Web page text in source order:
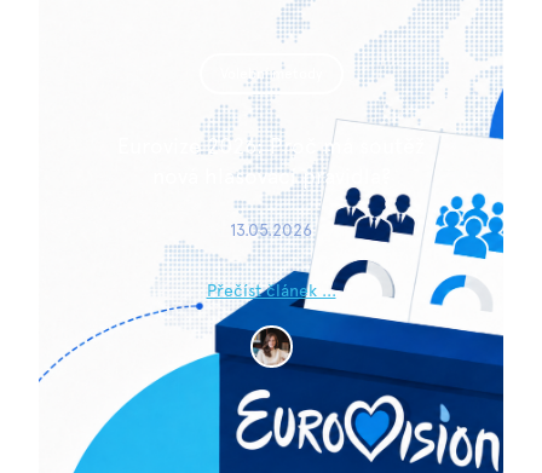
Volební metody
Eurovize 2026: Proč má soutěž
nová hlasovací pravidla?
13.05.2026
Přečíst článek ...